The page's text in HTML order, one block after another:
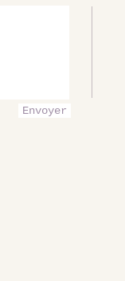
Envoyer